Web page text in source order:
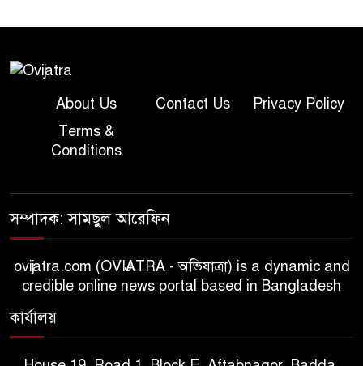
About Us Contact Us
Privacy Policy
Terms &
Conditions
সম্পাদক: সামছুল আরেফিন
ovijatra.com (OVIJATRA - অভিযাত্রা) is a dynamic and
credible online news portal based in Bangladesh
কার্যালয়